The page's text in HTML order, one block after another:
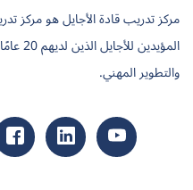
مركز تدريب قادة الأجايل هو مركز
والتطوير المهني.